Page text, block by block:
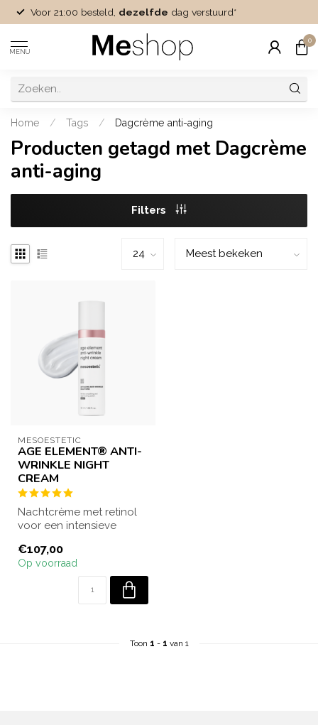
Voor 21:00 besteld, dezelfde dag verstuurd*
MENU
0
Home / Tags / Dagcrème anti-aging
Producten getagd met Dagcrème
anti-aging
Filters
MESOESTETIC
AGE ELEMENT® ANTI-
WRINKLE NIGHT
CREAM
Nachtcrème met retinol
voor een intensieve
herstellende wer...
€107,00
Op voorraad
Toon 1 - 1 van 1